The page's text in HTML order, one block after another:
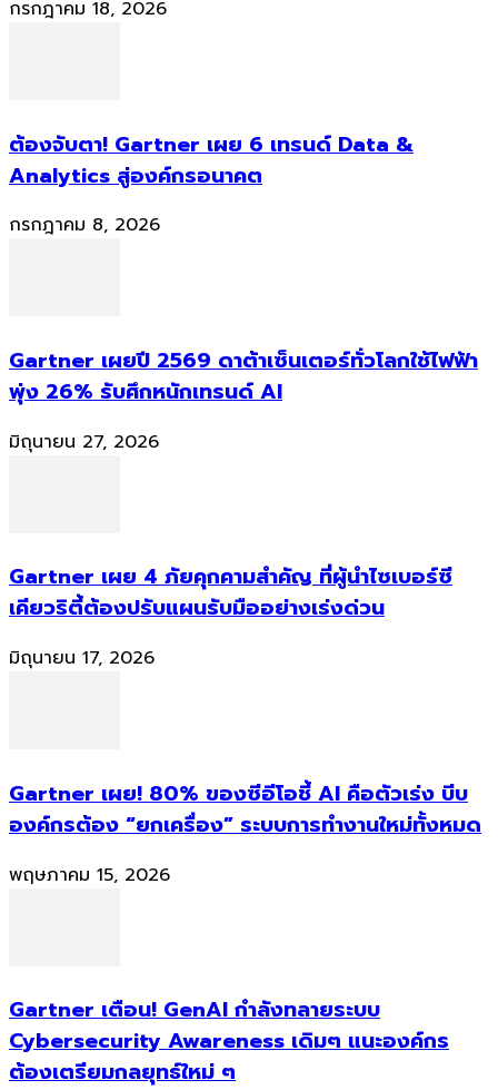
กรกฎาคม 18, 2026
ต้องจับตา! Gartner เผย 6 เทรนด์ Data &
Analytics สู่องค์กรอนาคต
กรกฎาคม 8, 2026
Gartner เผยปี 2569 ดาต้าเซ็นเตอร์ทั่วโลกใช้ไฟฟ้า
พุ่ง 26% รับศึกหนักเทรนด์ AI
มิถุนายน 27, 2026
Gartner เผย 4 ภัยคุกคามสำคัญ ที่ผู้นำไซเบอร์ซี
เคียวริตี้ต้องปรับแผนรับมืออย่างเร่งด่วน
มิถุนายน 17, 2026
Gartner เผย! 80% ของซีอีโอชี้ AI คือตัวเร่ง บีบ
องค์กรต้อง “ยกเครื่อง” ระบบการทำงานใหม่ทั้งหมด
พฤษภาคม 15, 2026
Gartner เตือน! GenAI กำลังทลายระบบ
Cybersecurity Awareness เดิมๆ แนะองค์กร
ต้องเตรียมกลยุทธ์ใหม่ ๆ